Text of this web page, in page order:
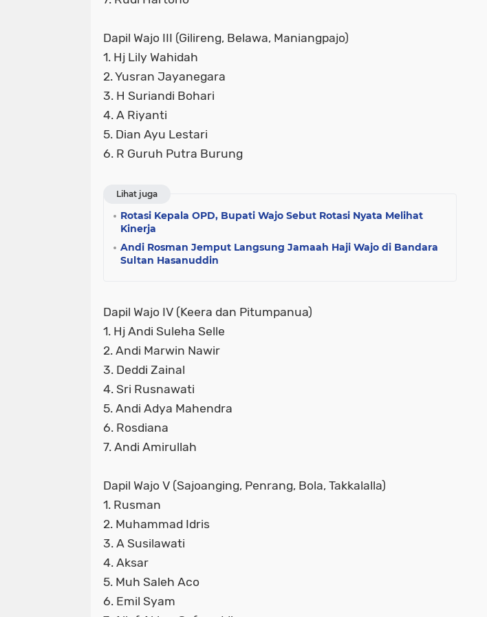
Dapil Wajo III (Gilireng, Belawa, Maniangpajo)
1. Hj Lily Wahidah
2. Yusran Jayanegara
3. H Suriandi Bohari
4. A Riyanti
5. Dian Ayu Lestari
6. R Guruh Putra Burung
Lihat juga
Rotasi Kepala OPD, Bupati Wajo Sebut Rotasi Nyata Melihat
Kinerja
Andi Rosman Jemput Langsung Jamaah Haji Wajo di Bandara
Sultan Hasanuddin
Dapil Wajo IV (Keera dan Pitumpanua)
1. Hj Andi Suleha Selle
2. Andi Marwin Nawir
3. Deddi Zainal
4. Sri Rusnawati
5. Andi Adya Mahendra
6. Rosdiana
7. Andi Amirullah
Dapil Wajo V (Sajoanging, Penrang, Bola, Takkalalla)
1. Rusman
2. Muhammad Idris
3. A Susilawati
4. Aksar
5. Muh Saleh Aco
6. Emil Syam